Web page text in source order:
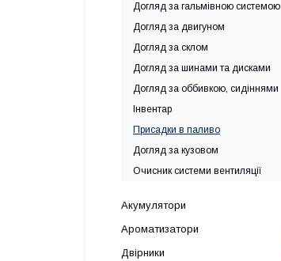
Догляд за гальмівною системою
Догляд за двигуном
Догляд за склом
Догляд за шинами та дисками
Догляд за оббивкою, сидіннями
Інвентар
Присадки в паливо
Догляд за кузовом
Очисник системи вентиляції
Акумулятори
Ароматизатори
Двірники